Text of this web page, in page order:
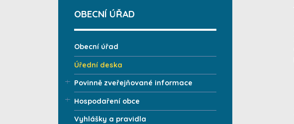
OBECNÍ ÚŘAD
Obecní úřad
Úřední deska
Povinně zveřejňované informace
Hospodaření obce
Vyhlášky a pravidla